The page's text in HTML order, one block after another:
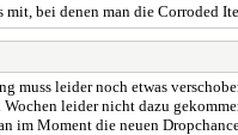
bei denen man die Corroded
muss leider noch etwas
leider nicht dazu
im Moment die neuen